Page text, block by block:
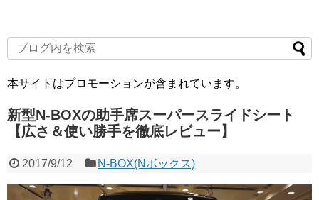
本サイトはプロモーションが含まれています。
新型N-BOXの助手席スーパースライドシート
【広さ＆使い勝手を徹底レビュー】
2017/9/12 N-BOX(Nボックス)